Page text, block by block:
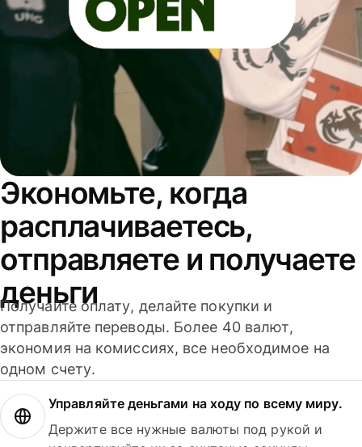
Экономьте, когда
расплачиваетесь,
отправляете и получаете
деньги
Получайте оплату, делайте покупки и
отправляйте переводы. Более 40 валют,
экономия на комиссиях, все необходимое на
одном счету.
Управляйте деньгами на ходу по всему миру.
Держите все нужные валюты под рукой и